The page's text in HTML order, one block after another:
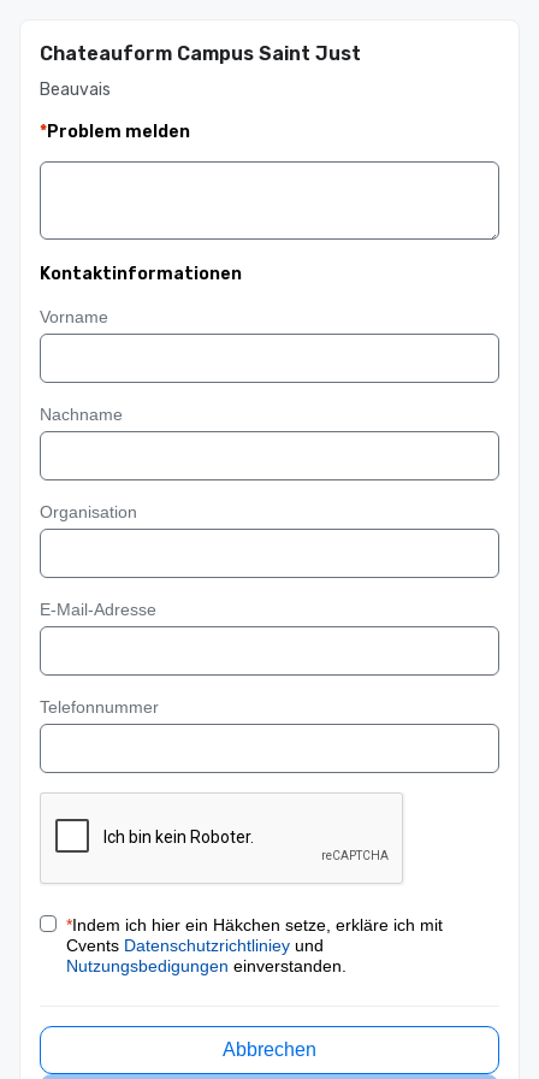
Chateauform Campus Saint Just
Beauvais
*Problem melden
Kontaktinformationen
Vorname
Nachname
Organisation
E-Mail-Adresse
Telefonnummer
*Indem ich hier ein Häkchen setze, erkläre ich mit
Cvents Datenschutzrichtliniey und
Nutzungsbedigungen einverstanden.
Abbrechen